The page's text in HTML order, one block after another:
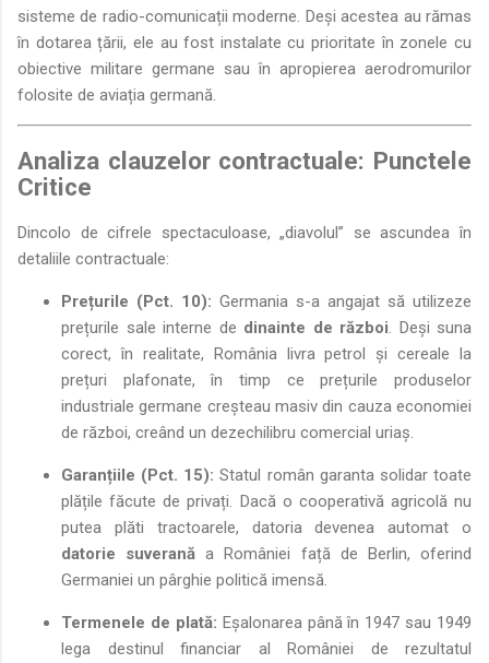
sisteme de radio-comunicații moderne. Deși acestea au rămas
în dotarea țării, ele au fost instalate cu prioritate în zonele cu
obiective militare germane sau în apropierea aerodromurilor
folosite de aviația germană.
Analiza clauzelor contractuale: Punctele
Critice
Dincolo de cifrele spectaculoase, „diavolul” se ascundea în
detaliile contractuale:
Prețurile (Pct. 10): Germania s-a angajat să utilizeze
prețurile sale interne de dinainte de război. Deși suna
corect, în realitate, România livra petrol și cereale la
prețuri plafonate, în timp ce prețurile produselor
industriale germane creșteau masiv din cauza economiei
de război, creând un dezechilibru comercial uriaș.
Garanțiile (Pct. 15): Statul român garanta solidar toate
plățile făcute de privați. Dacă o cooperativă agricolă nu
putea plăti tractoarele, datoria devenea automat o
datorie suverană a României față de Berlin, oferind
Germaniei un pârghie politică imensă.
Termenele de plată: Eșalonarea până în 1947 sau 1949
lega destinul financiar al României de rezultatul